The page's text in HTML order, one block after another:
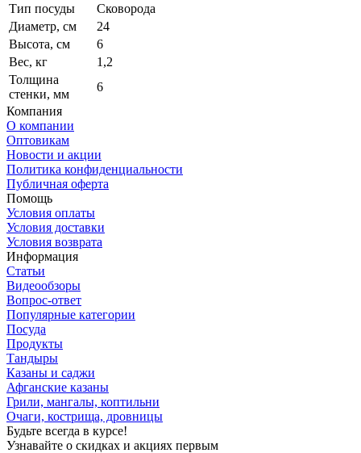
Тип посуды
Сковорода
Диаметр, см
24
Высота, см
6
Вес, кг
1,2
Толщина
стенки, мм
6
Компания
О компании
Оптовикам
Новости и акции
Политика конфиденциальности
Публичная оферта
Помощь
Условия оплаты
Условия доставки
Условия возврата
Информация
Статьи
Видеообзоры
Вопрос-ответ
Популярные категории
Посуда
Продукты
Тандыры
Казаны и саджи
Афганские казаны
Грили, мангалы, коптильни
Очаги, кострища, дровницы
Будьте всегда в курсе!
Узнавайте о скидках и акциях первым